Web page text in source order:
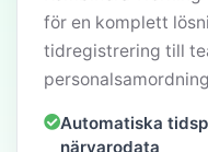
för en komplett
tidregistrering till
Automatiska
närvarodata